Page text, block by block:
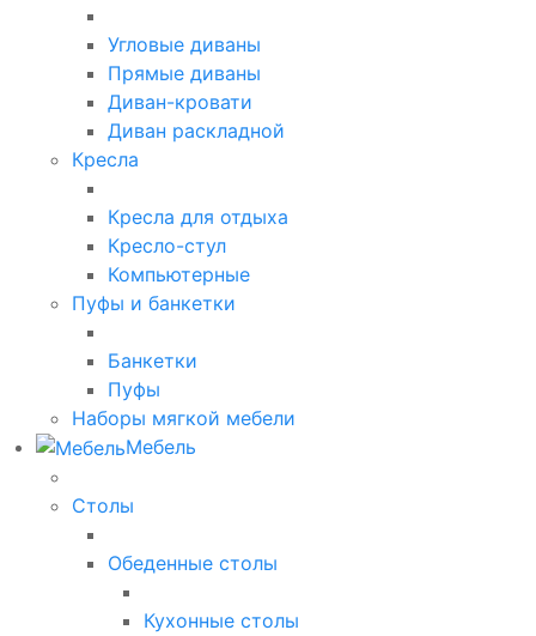
Угловые диваны
Прямые диваны
Диван-кровати
Диван раскладной
Кресла
Кресла для отдыха
Кресло-стул
Компьютерные
Пуфы и банкетки
Банкетки
Пуфы
Наборы мягкой мебели
Мебель
Столы
Обеденные столы
Кухонные столы